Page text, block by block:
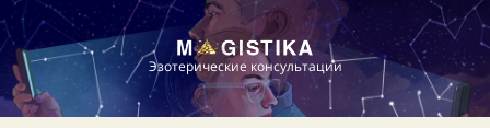
Эзотерические консультации